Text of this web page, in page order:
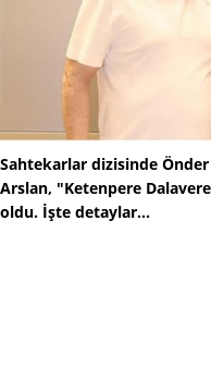
Sahtekarlar dizisinde
Arslan, "Ketenpere
oldu. İşte detaylar...